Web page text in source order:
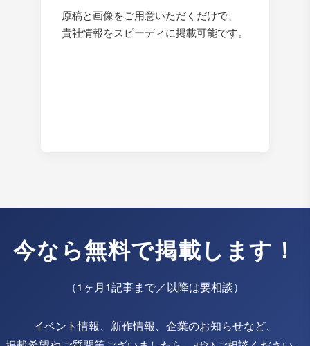
原稿と画像をご用意いただくだけで、
貴社情報をスピーディに掲載可能です。
今なら無料で掲載します！
（1ヶ月1記事まで／以降は要相談）
イベント情報、新作情報、企業のお知らせなど、